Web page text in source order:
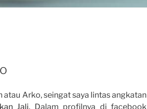
atau Arko, seingat saya lintas angkatan
Jali. Dalam profilnya di facebook